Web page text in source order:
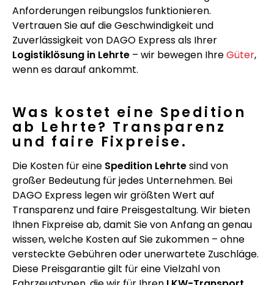
Anforderungen reibungslos funktionieren.
Vertrauen Sie auf die Geschwindigkeit und
Zuverlässigkeit von DAGO Express als Ihrer
Logistiklösung in Lehrte – wir bewegen IhreGüter,
wenn es darauf ankommt.
Was kostet eine Spedition
ab Lehrte? Transparenz
und faire Fixpreise.
Die Kosten für eine Spedition Lehrtesind von
großer Bedeutung für jedes Unternehmen. Bei
DAGO Express legen wir größten Wert auf
Transparenz und faire Preisgestaltung. Wir bieten
Ihnen Fixpreise ab, damit Sie von Anfang an genau
wissen, welche Kosten auf Sie zukommen – ohne
versteckte Gebühren oder unerwartete Zuschläge.
Diese Preisgarantie gilt für eine Vielzahl von